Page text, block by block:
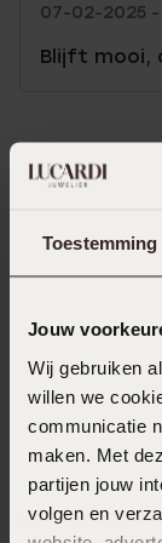
Toestemming
Jouw
Wij gebruiken
willen we
communicatie
maken. Met
partijen jouw
volgen en
07-02-2025 -
Blijft mooi,
Ook